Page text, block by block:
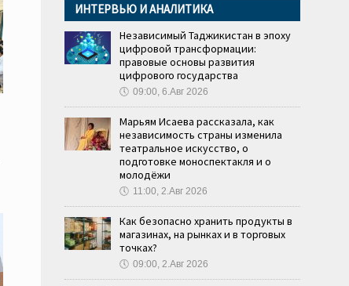
ИНТЕРВЬЮ И АНАЛИТИКА
Независимый Таджикистан в эпоху
цифровой трансформации:
правовые основы развития
цифрового государства
🕔 09:00, 6.Авг 2026
Марьям Исаева рассказала, как
независимость страны изменила
театральное искусство, о
подготовке моноспектакля и о
молодёжи
🕔 11:00, 2.Авг 2026
Как безопасно хранить продукты в
магазинах, на рынках и в торговых
точках?
🕔 09:00, 2.Авг 2026